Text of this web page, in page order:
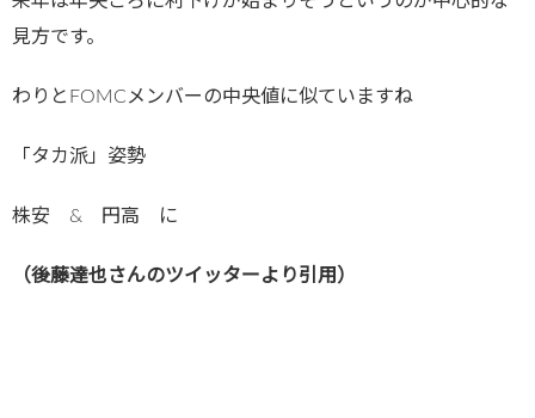
見方です。
わりとFOMCメンバーの中央値に似ていますね
「タカ派」姿勢
株安 & 円高 に
（後藤達也さんのツイッターより引用）